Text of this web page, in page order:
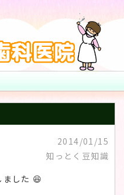
2014/01/15
知っとく豆知識
ました 😆